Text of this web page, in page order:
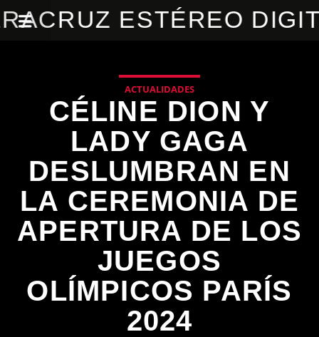
ESTÉREO
ACTUALIDADES
CÉLINE DION Y
LADY GAGA
DESLUMBRAN EN
LA CEREMONIA DE
APERTURA DE LOS
JUEGOS
OLÍMPICOS PARÍS
2024